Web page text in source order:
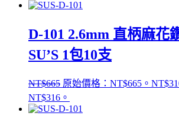
D-101 2.6mm 直柄麻花
SU’S 1包10支
NT$665 原始價格：NT$665。 NT$
NT$316。